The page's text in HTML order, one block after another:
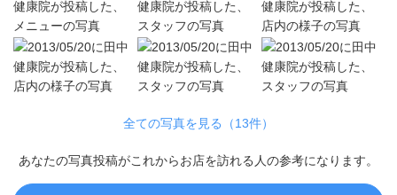
全ての写真を見る（13件）
あなたの写真投稿がこれからお店を訪れる人の参考になります。